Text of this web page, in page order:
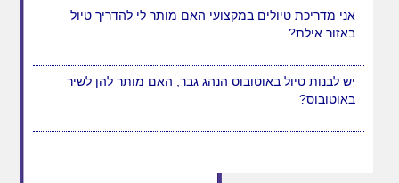
אני מדריכת טיולים במקצועי האם מותר לי להדריך טיול
באזור אילת?
יש לבנות טיול באוטובוס הנהג גבר, האם מותר להן לשיר
באוטובוס?